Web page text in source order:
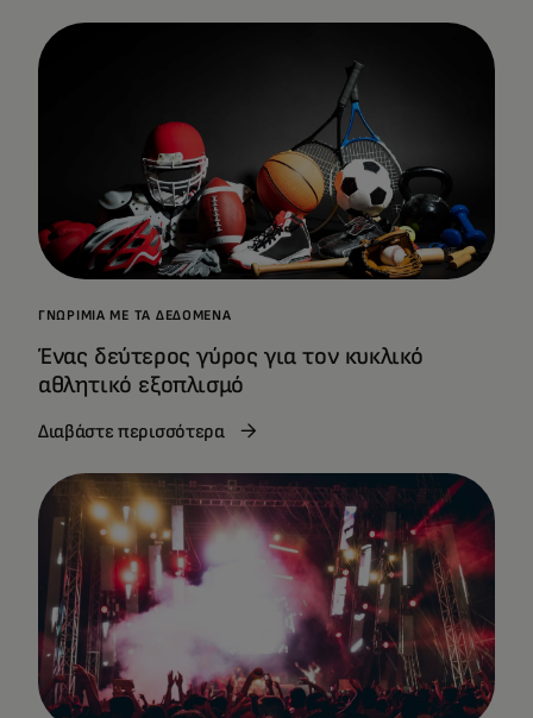
ΓΝΩΡΙΜΊΑ ΜΕ ΤΑ ΔΕΔΟΜΈΝΑ
Ένας δεύτερος γύρος για τον κυκλικό
αθλητικό εξοπλισμό
Διαβάστε περισσότερα